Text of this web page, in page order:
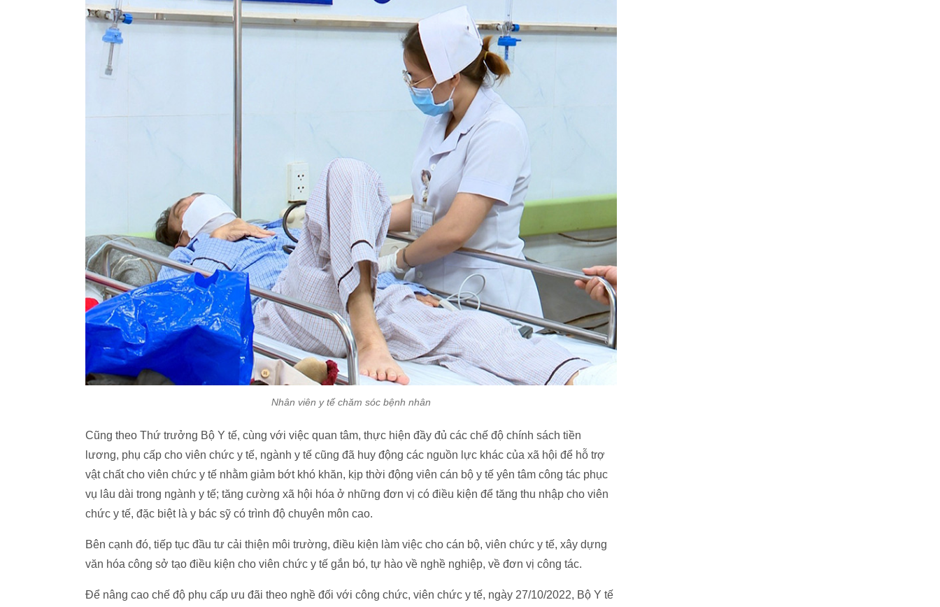
Nhân viên y tế chăm sóc bệnh nhân
Cũng theo Thứ trưởng Bộ Y tế, cùng với việc quan tâm, thực hiện đầy đủ các chế độ chính sách tiền
lương, phụ cấp cho viên chức y tế, ngành y tế cũng đã huy động các nguồn lực khác của xã hội để hỗ trợ
vật chất cho viên chức y tế nhằm giảm bớt khó khăn, kịp thời động viên cán bộ y tế yên tâm công tác phục
vụ lâu dài trong ngành y tế; tăng cường xã hội hóa ở những đơn vị có điều kiện để tăng thu nhập cho viên
chức y tế, đặc biệt là y bác sỹ có trình độ chuyên môn cao.
Bên cạnh đó, tiếp tục đầu tư cải thiện môi trường, điều kiện làm việc cho cán bộ, viên chức y tế, xây dựng
văn hóa công sở tạo điều kiện cho viên chức y tế gắn bó, tự hào về nghề nghiệp, về đơn vị công tác.
Để nâng cao chế độ phụ cấp ưu đãi theo nghề đối với công chức, viên chức y tế, ngày 27/10/2022, Bộ Y tế